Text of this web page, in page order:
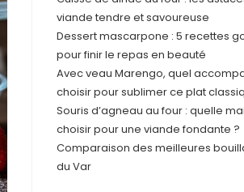
viande tendre et savoureuse
Dessert mascarpone : 5 recettes
pour finir le repas en beauté
Avec veau Marengo, quel
choisir pour sublimer ce plat
Souris d’agneau au four : quelle
choisir pour une viande fondante ?
Comparaison des meilleures
du Var